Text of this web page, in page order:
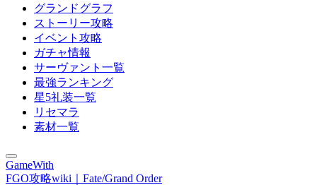
グランドグラフ
ストーリー攻略
イベント攻略
ガチャ情報
サーヴァント一覧
最強ランキング
星5礼装一覧
リセマラ
素材一覧
GameWith
FGO攻略wiki｜Fate/Grand Order